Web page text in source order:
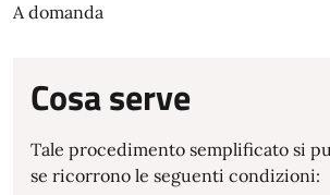
A domanda
Cosa serve
Tale procedimento semplificato si
se ricorrono le seguenti condizioni: